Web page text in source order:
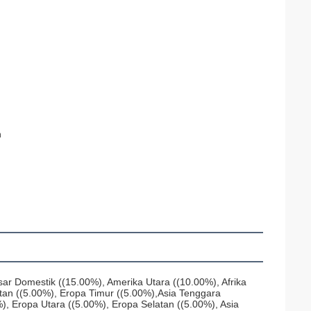
Domestik ((15.00%), Amerika Utara ((10.00%), Afrika
((5.00%), Eropa Timur ((5.00%),Asia Tenggara
Eropa Utara ((5.00%), Eropa Selatan ((5.00%), Asia